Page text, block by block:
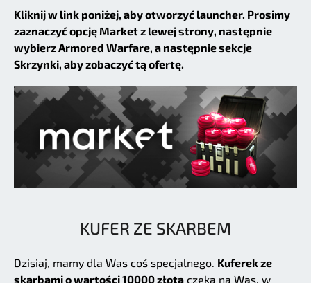
Kliknij w link poniżej, aby otworzyć launcher. Prosimy
zaznaczyć opcję Market z lewej strony, następnie
wybierz Armored Warfare, a następnie sekcje
Skrzynki, aby zobaczyć tą ofertę.
KUFER ZE SKARBEM
Dzisiaj, mamy dla Was coś specjalnego. Kuferek ze
skarbami o wartości 10000 złota czeka na Was, w